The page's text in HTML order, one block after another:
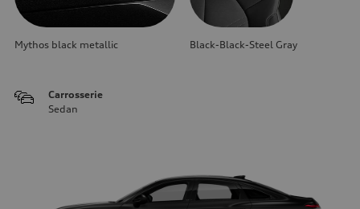
Mythos black metallic Black-Black-Steel Gray
Carrosserie
Sedan